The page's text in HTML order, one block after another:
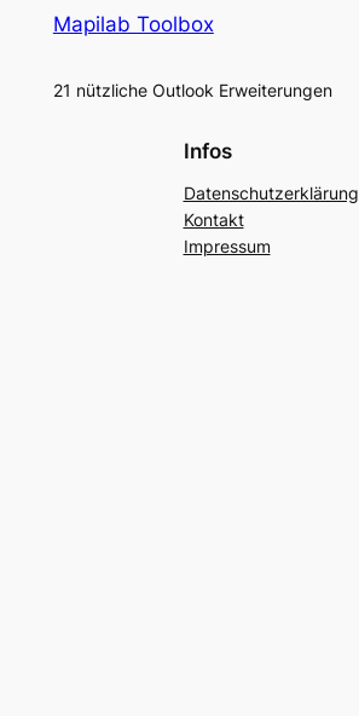
Mapilab Toolbox
21 nützliche Outlook Erweiterungen
Infos
Datenschutzerklärung
Kontakt
Impressum